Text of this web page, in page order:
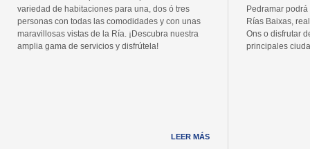
variedad de habitaciones para una, dos ó tres
personas con todas las comodidades y con unas
maravillosas vistas de la Ría. ¡Descubra nuestra
amplia gama de servicios y disfrútela!
LEER MÁS
Pedramar
Rías Baixas,
Ons o disfrutar
principales